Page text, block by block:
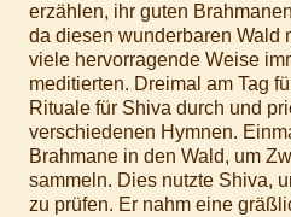
erzählen, ihr guten
da diesen wunderbaren Wald
viele hervorragende Weise
meditierten. Dreimal am Tag
Rituale für Shiva durch und
verschiedenen Hymnen.
Brahmane in den Wald, um
sammeln. Dies nutzte Shiva,
zu prüfen. Er nahm eine